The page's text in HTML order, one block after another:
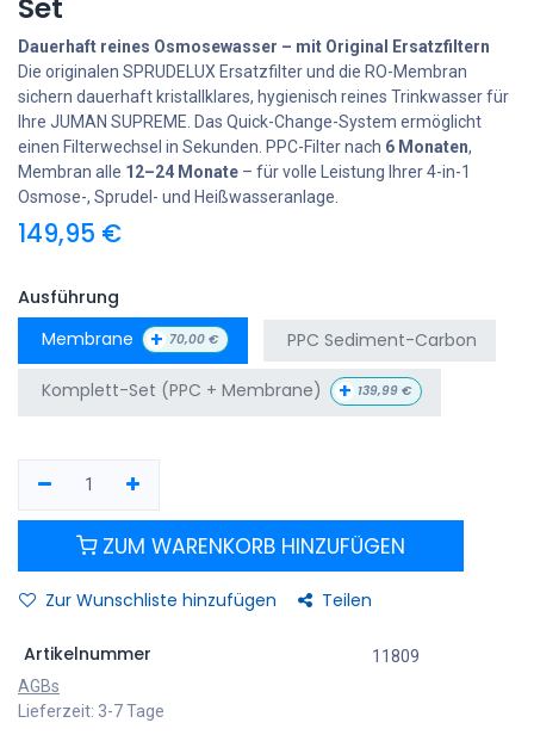
Dauerhaft reines Osmosewasser – mit Original Ersatzfiltern
Die originalen SPRUDELUX Ersatzfilter und die RO-Membran
sichern dauerhaft kristallklares, hygienisch reines Trinkwasser für
Ihre JUMAN SUPREME. Das Quick-Change-System ermöglicht
einen Filterwechsel in Sekunden. PPC-Filter nach 6 Monaten,
Membran alle 12–24 Monate – für volle Leistung Ihrer 4-in-1
Osmose-, Sprudel- und Heißwasseranlage.
149,95 €
Ausführung
Membrane
+ 70,00 € PPC Sediment-Carbon
Komplett-Set (PPC + Membrane) + 139,99 €
ZUM WARENKORB HINZUFÜGEN
Zur Wunschliste hinzufügen Teilen
Artikelnummer
11809
AGBs
Lieferzeit: 3-7 Tage